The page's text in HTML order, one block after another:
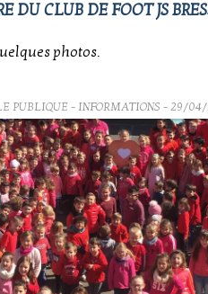
DU CLUB DE FOOT JS
photos.
PUBLIQUE - INFORMATIONS - 29/04/